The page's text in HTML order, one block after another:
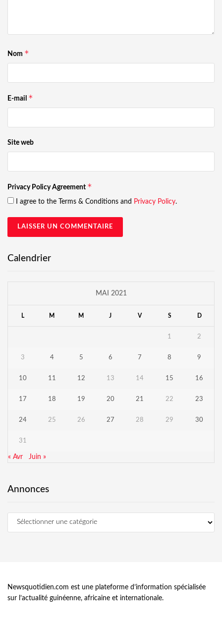
Nom *
E-mail *
Site web
Privacy Policy Agreement *
I agree to the Terms & Conditions and Privacy Policy.
Calendrier
MAI 2021
L M M J V S D
1 2
3 4 5 6 7 8 9
10 11 12 13 14 15 16
17 18 19 20 21 22 23
24 25 26 27 28 29 30
31
« Avr Juin »
Annonces
Newsquotidien.com est une plateforme d’information spécialisée
sur l’actualité guinéenne, africaine et internationale.